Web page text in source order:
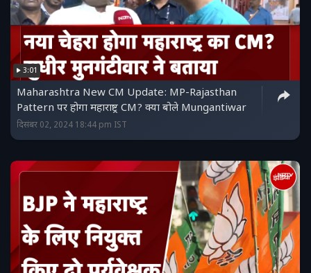
3:01
Maharashtra New CM Update: MP-Rajasthan
Pattern पर होगा महाराष्ट्र CM? क्या बोले Mungantiwar
दिसंबर 02, 2024 18:44 pm IST